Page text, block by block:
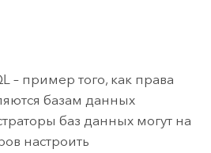
– пример того, как права
базам данных
баз данных могут на
настроить